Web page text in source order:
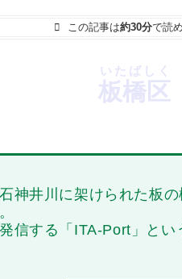
この記事は約30分で読
板橋区
いたばしく
神井川に架けられた板
信する「ITA-Port」と